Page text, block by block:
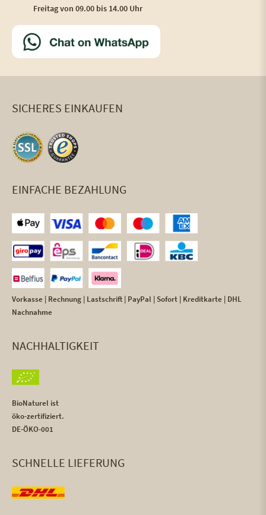
Freitag von 09.00 bis 14.00 Uhr
SICHERES EINKAUFEN
EINFACHE BEZAHLUNG
Vorkasse | Rechnung | Lastschrift | PayPal | Sofort | Kreditkarte | DHL
Nachnahme
NACHHALTIGKEIT
BioNaturel ist
öko-zertifiziert.
DE-ÖKO-001
SCHNELLE LIEFERUNG